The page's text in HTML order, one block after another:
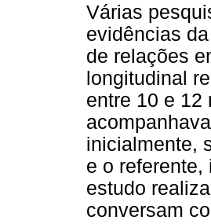
Várias
evidências
de relações
longitudinal
entre 10 e 12
inicialmente,
e o
estudo
conversam